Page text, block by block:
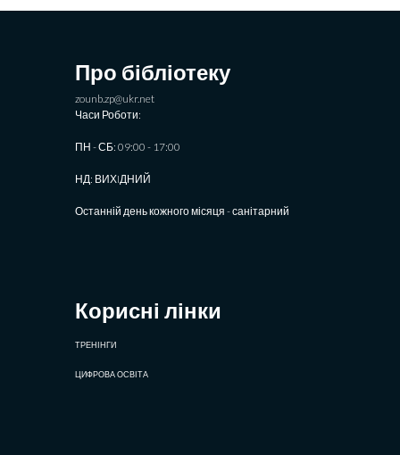
Про бібліотеку
zounb.zp@ukr.net
Часи Роботи:
ПН - СБ: 09:00 - 17:00
НД: ВИХIДНИЙ
Останній день кожного місяця - санітарний
Корисні лінки
ТРЕНІНГИ
ЦИФРОВА ОСВІТА